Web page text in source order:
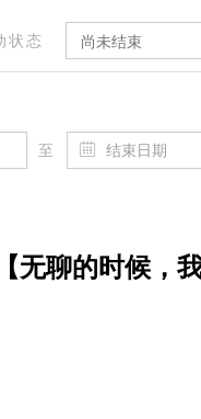
状态 尚未结束
至
无聊的时候，